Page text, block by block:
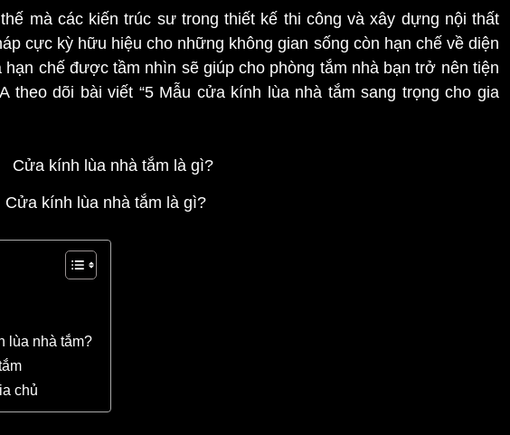
mà các kiến trúc sư trong thiết kế thi công và xây dựng nội thất
cực kỳ hữu hiệu cho những không gian sống còn hạn chế về diện
chế được tầm nhìn sẽ giúp cho phòng tắm nhà bạn trở nên tiện
theo dõi bài viết “5 Mẫu cửa kính lùa nhà tắm sang trọng cho gia
Cửa kính lùa nhà tắm là gì?
lùa nhà tắm?
chủ